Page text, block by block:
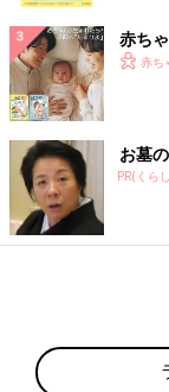
ルできるか
（河村）わが家は
買い与えてしまい
ア」ということで
くなり、今ではま
ームもあるでしょ
ことの方が楽しい
ているのは大人だ
選択肢の中のひと
くは家庭で放任し
す。だとすると、
赤ち
赤ち
お墓
PR(くら